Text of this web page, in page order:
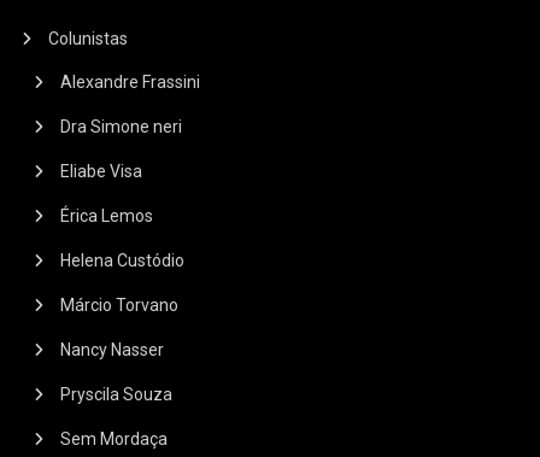
Colunistas
Alexandre Frassini
Dra Simone neri
Eliabe Visa
Érica Lemos
Helena Custódio
Márcio Torvano
Nancy Nasser
Pryscila Souza
Sem Mordaça